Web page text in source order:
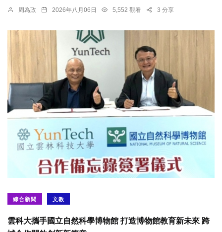
周為政 2026年八月06日 5,552 觀看 3 分享
綜合新聞 文教
雲科大攜手國立自然科學博物館 打造博物館教育新未來 跨